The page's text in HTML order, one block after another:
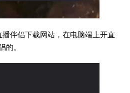
伴侣下载网站，在电脑端上开直
的。